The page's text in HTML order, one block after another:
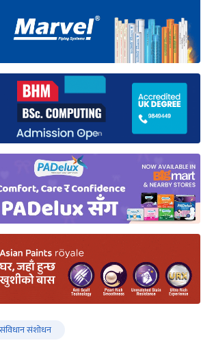
संविधान संशोधन